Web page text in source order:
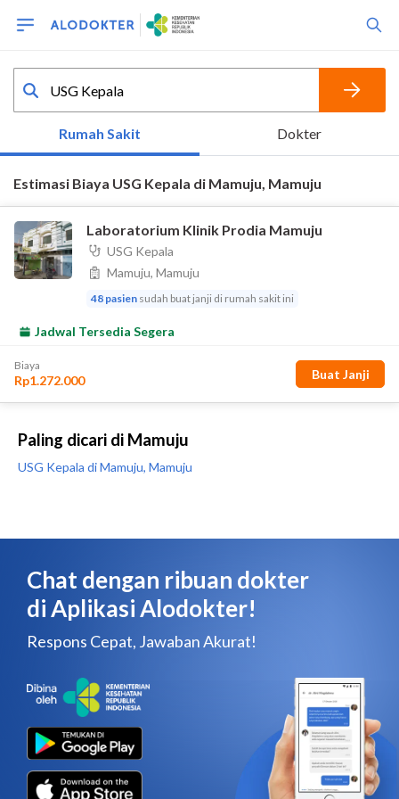
Paling dicari di Mamuju
USG Kepala di Mamuju, Mamuju